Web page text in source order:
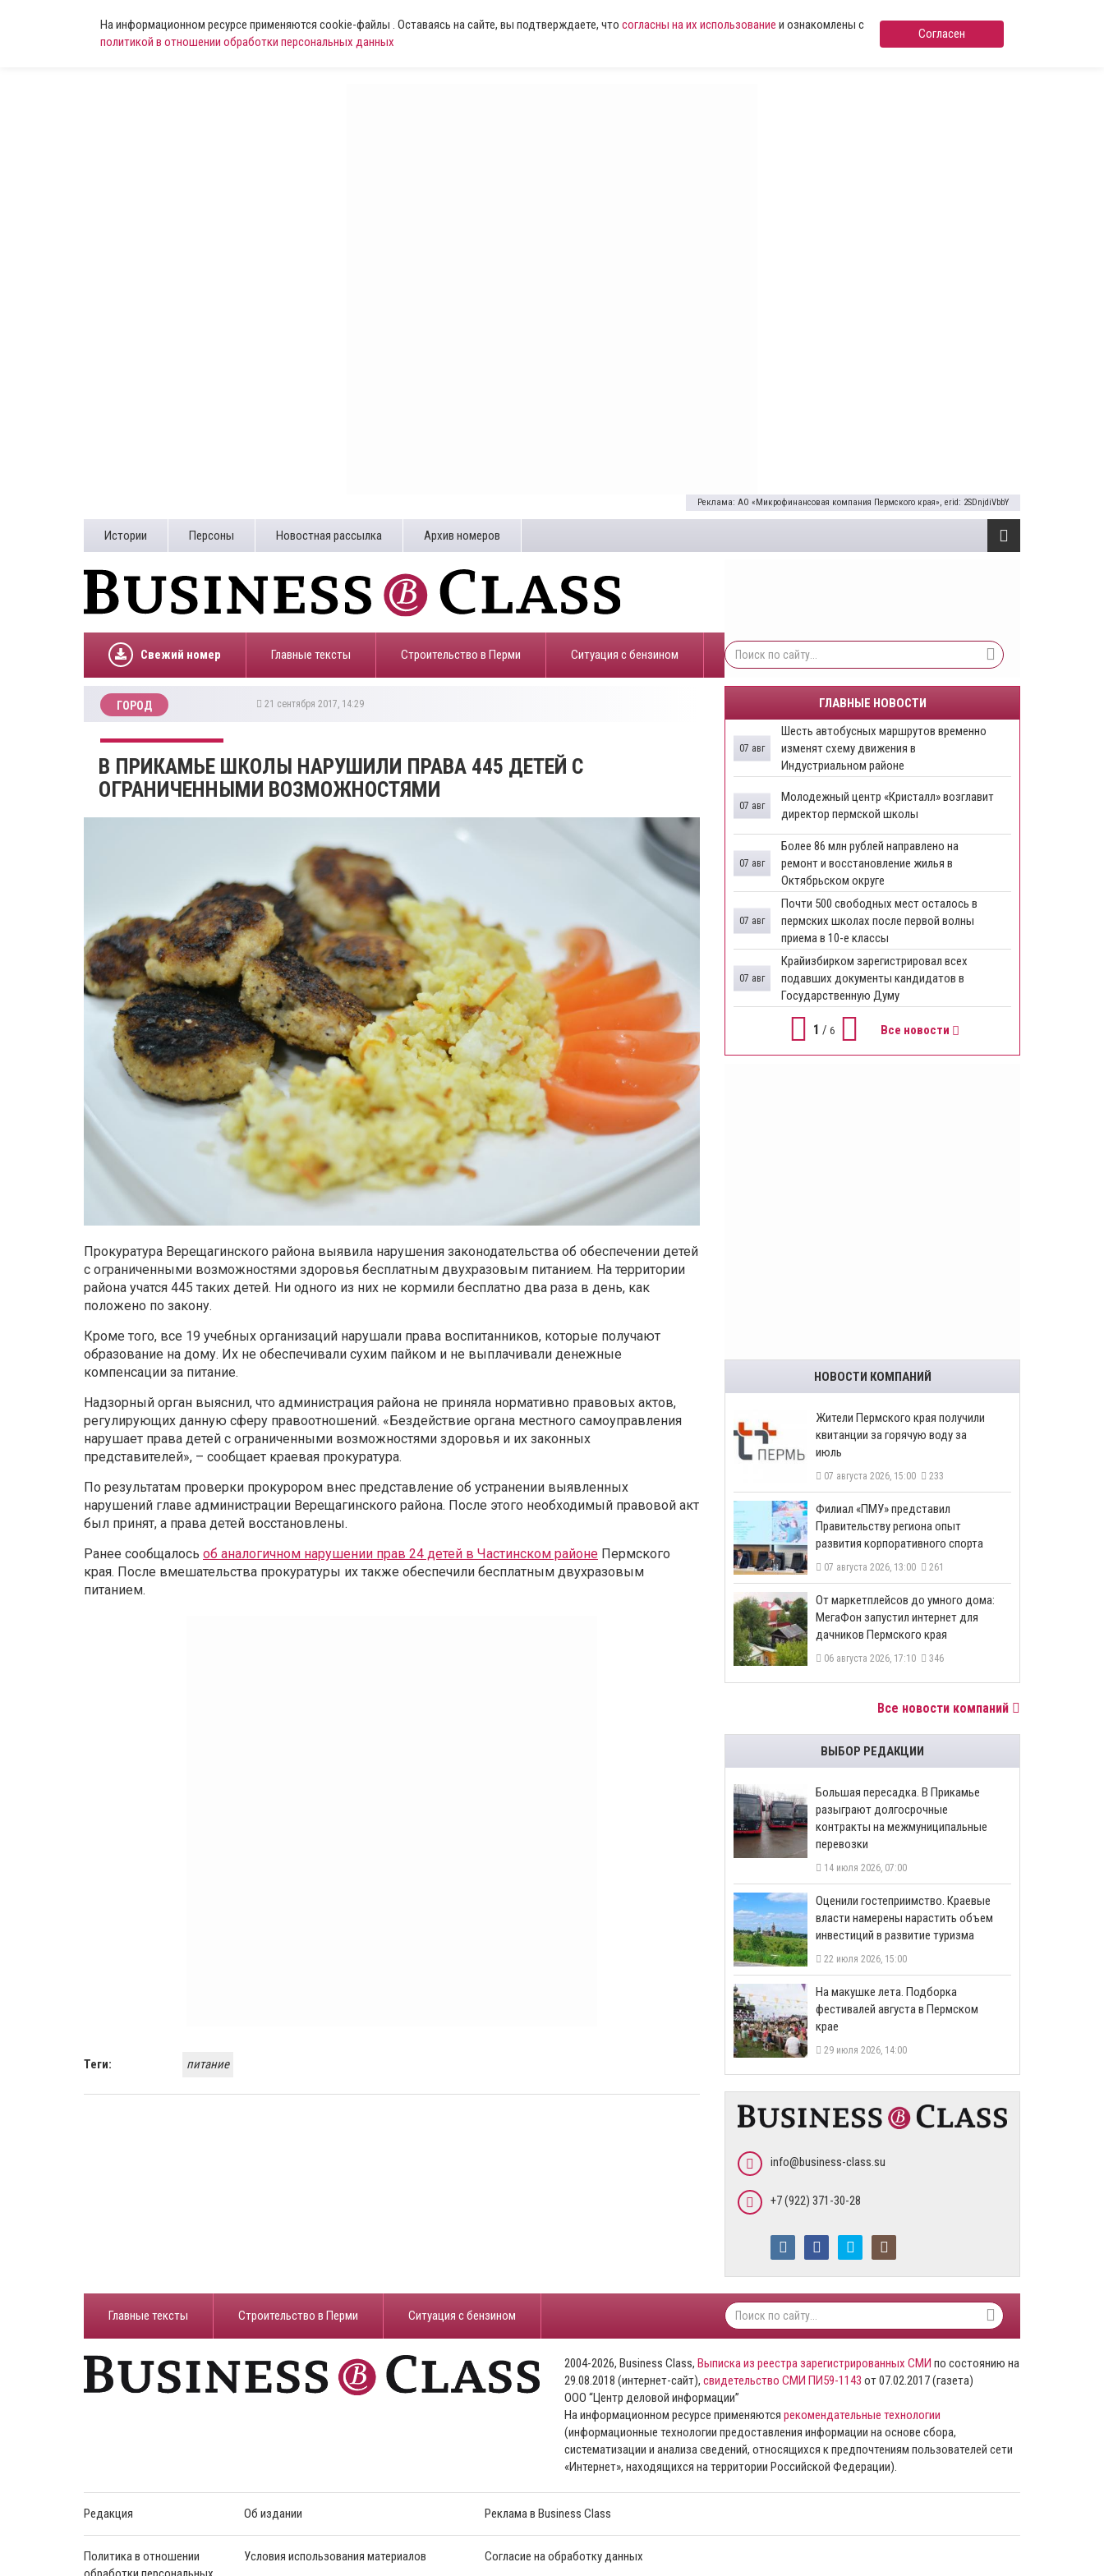
На информационном ресурсе применяются cookie-файлы . Оставаясь на сайте, вы подтверждаете, что согласны на их использование и ознакомлены с
политикой в отношении обработки персональных данных
Согласен
Реклама: АО «Микрофинансовая компания Пермского края», erid: 2SDnjdiVbbY
Истории Персоны Новостная рассылка Архив номеров
Свежий номер Главные тексты Строительство в Перми ​Ситуация с бензином
ГОРОД 21 сентября 2017, 14:29
В ПРИКАМЬЕ ШКОЛЫ НАРУШИЛИ ПРАВА 445 ДЕТЕЙ С
ОГРАНИЧЕННЫМИ ВОЗМОЖНОСТЯМИ
Прокуратура Верещагинского района выявила нарушения законодательства об обеспечении детей
с ограниченными возможностями здоровья бесплатным двухразовым питанием. На территории
района учатся 445 таких детей. Ни одного из них не кормили бесплатно два раза в день, как
положено по закону.
Кроме того, все 19 учебных организаций нарушали права воспитанников, которые получают
образование на дому. Их не обеспечивали сухим пайком и не выплачивали денежные
компенсации за питание.
Надзорный орган выяснил, что администрация района не приняла нормативно правовых актов,
регулирующих данную сферу правоотношений. «Бездействие органа местного самоуправления
нарушает права детей с ограниченными возможностями здоровья и их законных
представителей», – сообщает краевая прокуратура.
По результатам проверки прокурором внес представление об устранении выявленных
нарушений главе администрации Верещагинского района. После этого необходимый правовой акт
был принят, а права детей восстановлены.
Ранее сообщалось об аналогичном нарушении прав 24 детей в Частинском районе Пермского
края. После вмешательства прокуратуры их также обеспечили бесплатным двухразовым
питанием.
Теги: питание
ГЛАВНЫЕ НОВОСТИ
Шесть автобусных маршрутов временно
изменят схему движения в
Индустриальном районе
07 авг
Молодежный центр «Кристалл» возглавит
директор пермской школы
07 авг
Более 86 млн рублей направлено на
ремонт и восстановление жилья в
Октябрьском округе
07 авг
Почти 500 свободных мест осталось в
пермских школах после первой волны
приема в 10-е классы
07 авг
Крайизбирком зарегистрировал всех
подавших документы кандидатов в
Государственную Думу
07 авг
1 / 6 Все новости
НОВОСТИ КОМПАНИЙ
​Жители Пермского края получили
квитанции за горячую воду за
июль
07 августа 2026, 15:00 233
​Филиал «ПМУ» представил
Правительству региона опыт
развития корпоративного спорта
07 августа 2026, 13:00 261
От маркетплейсов до умного дома:
МегаФон запустил интернет для
дачников Пермского края
06 августа 2026, 17:10 346
Все новости компаний
ВЫБОР РЕДАКЦИИ
Большая пересадка. В Прикамье
разыграют долгосрочные
контракты на межмуниципальные
перевозки
14 июля 2026, 07:00
Оценили гостеприимство. Краевые
власти намерены нарастить объем
инвестиций в развитие туризма
22 июля 2026, 15:00
На макушке лета. Подборка
фестивалей августа в Пермском
крае
29 июля 2026, 14:00
info@business-class.su
+7 (922) 371-30-28
Главные тексты Строительство в Перми ​Ситуация с бензином
2004-2026, Business Class, Выписка из реестра зарегистрированных СМИ по состоянию на
29.08.2018 (интернет-сайт), свидетельство СМИ ПИ59-1143 от 07.02.2017 (газета)
ООО “Центр деловой информации”
На информационном ресурсе применяются рекомендательные технологии
(информационные технологии предоставления информации на основе сбора,
систематизации и анализа сведений, относящихся к предпочтениям пользователей сети
«Интернет», находящихся на территории Российской Федерации).
Редакция Об издании Реклама в Business Class
Политика в отношении
Условия использования материалов Согласие на обработку данных